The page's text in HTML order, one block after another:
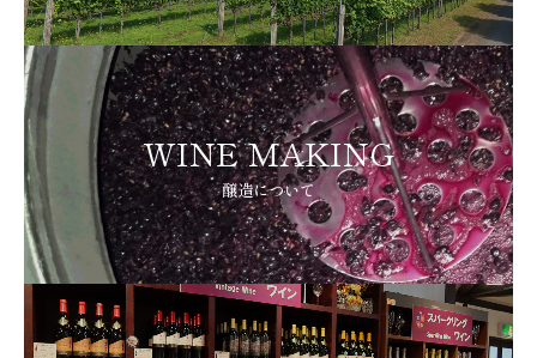
WINE MAKING
醸造について